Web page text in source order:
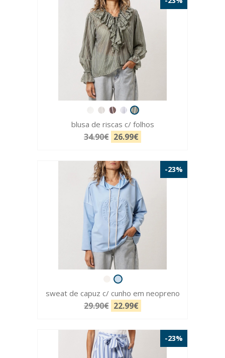
blusa de riscas c/ folhos
34.90€ 26.99€
-23%
sweat de capuz c/ cunho em neopreno
29.90€ 22.99€
-23%